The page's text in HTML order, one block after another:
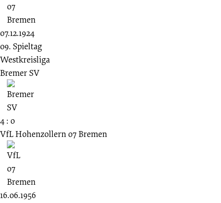
07.12.1924
09. Spieltag
Westkreisliga
Bremer SV
4 : 0
VfL Hohenzollern 07 Bremen
16.06.1956